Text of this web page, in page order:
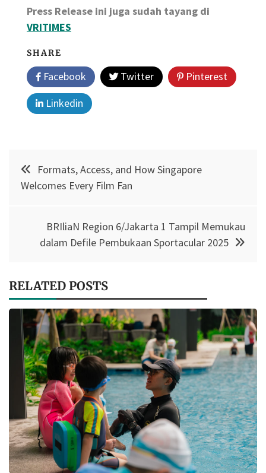
Press Release ini juga sudah tayang di
VRITIMES
SHARE
Facebook Twitter
Pinterest
Linkedin
Post
navigation
Formats, Access, and How Singapore
Welcomes Every Film Fan
BRIliaN Region 6/Jakarta 1 Tampil Memukau
dalam Defile Pembukaan Sportacular 2025
RELATED POSTS